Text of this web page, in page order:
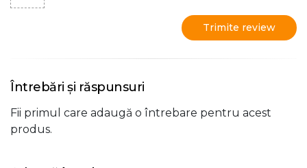
Trimite review
Întrebări și răspunsuri
Fii primul care adaugă o întrebare pentru acest
produs.